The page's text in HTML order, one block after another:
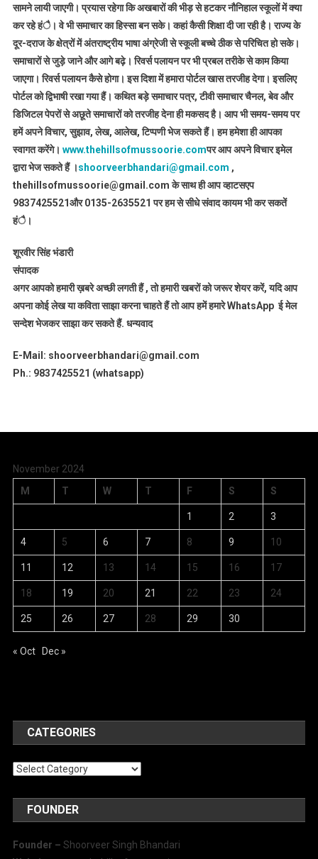
सामने लायी जाएगी। प्रयास रहेगा कि अखबारों की भीड़ से हटकर नौनिहाल स्कूलों में क्या
कर रहे हंै। वे भी समाचार का हिस्सा बन सके। कहां कैसी शिक्षा दी जा रही है। राज्य के
दूर-दराज के क्षेत्रों में अंतराष्ट्रीय भाषा अंग्रेजी से स्कूली बच्चे ठीक से परिचित हो सके।
समाचारों से जुड़े जाने और आगे बढ़े। रिवर्स पलायन पर भी प्रबल तरीके से काम किया
जाएगा। रिवर्स पलायन कैसे होगा। इस दिशा में हमारा पोर्टल खास तरजीह देगा। इसलिए
पोर्टल को द्विभाषी रखा गया हैं। कथित बड़े समाचार पत्र, टीवी समाचार चैनल, बेव और
डिजिटल पेपरों से अछूते समाचारों को तरजीह देना ही मकसद है। आप भी समय-समय पर
हमें अपने विचार, सुझाव, लेख, आलेख, टिप्पणी भेज सकते हैं। हम हमेशा ही आपका
स्वागत करेंगे। www.thehillsofmussoorie.comपर आप अपने विचार इमेल
द्वारा भेज सकते हैं ।shoorveerbhandari@gmail.com ,
thehillsofmussoorie@gmail.com के साथ ही आप व्हाटसएप
9837425521और 0135-2635521 पर हम से सीधे संवाद कायम भी कर सकतें
हंै।
शूरवीर सिंह भंडारी
संपादक
अगर आपको हमारी ख़बरे अच्छी लगती हैं , तो हमारी खबरों को जरूर शेयर करें, यदि आप
अपना कोई लेख या कविता साझा करना चाहते हैं तो आप हमें हमारे WhatsApp ई मेल
सन्देश भेजकर साझा कर सकते हैं. धन्यवाद
E-Mail: shoorveerbhandari@gmail.com
Ph.: 9837425521 (whatsapp)
November 2024
M
T W T F S S
1 2 3
4 5 6 7 8 9 10
11 12 13 14 15 16 17
18 19 20 21 22 23 24
25 26 27 28 29 30
« Oct Dec »
CATEGORIES
Categories
FOUNDER
Founder – Shoorveer Singh Bhandari